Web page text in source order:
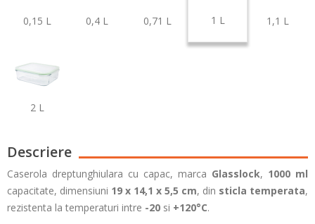
0,15 L 0,4 L 0,71 L 1 L 1,1 L
2 L
Descriere
Caserola dreptunghiulara cu capac, marca Glasslock, 1000 ml
capacitate, dimensiuni 19 x 14,1 x 5,5 cm, din sticla temperata,
rezistenta la temperaturi intre -20 si +120°C.